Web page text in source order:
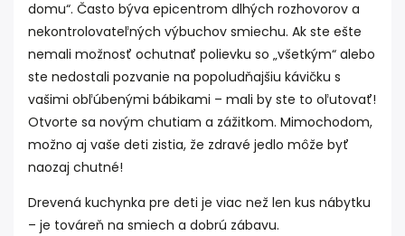
domu“. Často býva epicentrom dlhých rozhovorov a
nekontrolovateľných výbuchov smiechu. Ak ste ešte
nemali možnosť ochutnať polievku so „všetkým“ alebo
ste nedostali pozvanie na popoludňajšiu kávičku s
vašimi obľúbenými bábikami – mali by ste to oľutovať!
Otvorte sa novým chutiam a zážitkom. Mimochodom,
možno aj vaše deti zistia, že zdravé jedlo môže byť
naozaj chutné!
Drevená kuchynka pre deti je viac než len kus nábytku
– je továreň na smiech a dobrú zábavu.